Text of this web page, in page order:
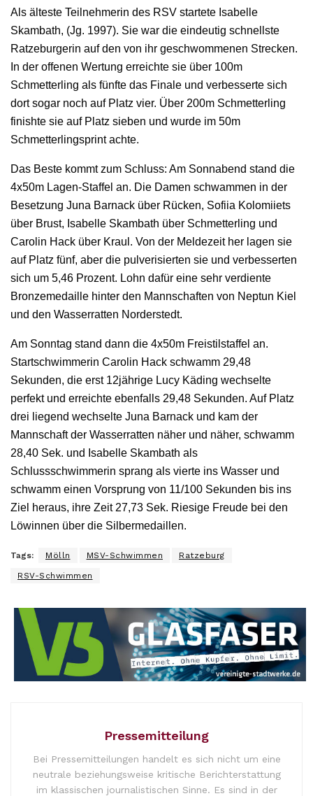
Als älteste Teilnehmerin des RSV startete Isabelle
Skambath, (Jg. 1997). Sie war die eindeutig schnellste
Ratzeburgerin auf den von ihr geschwommenen Strecken.
In der offenen Wertung erreichte sie über 100m
Schmetterling als fünfte das Finale und verbesserte sich
dort sogar noch auf Platz vier. Über 200m Schmetterling
finishte sie auf Platz sieben und wurde im 50m
Schmetterlingsprint achte.
Das Beste kommt zum Schluss: Am Sonnabend stand die
4x50m Lagen-Staffel an. Die Damen schwammen in der
Besetzung Juna Barnack über Rücken, Sofiia Kolomiiets
über Brust, Isabelle Skambath über Schmetterling und
Carolin Hack über Kraul. Von der Meldezeit her lagen sie
auf Platz fünf, aber die pulverisierten sie und verbesserten
sich um 5,46 Prozent. Lohn dafür eine sehr verdiente
Bronzemedaille hinter den Mannschaften von Neptun Kiel
und den Wasserratten Norderstedt.
Am Sonntag stand dann die 4x50m Freistilstaffel an.
Startschwimmerin Carolin Hack schwamm 29,48
Sekunden, die erst 12jährige Lucy Käding wechselte
perfekt und erreichte ebenfalls 29,48 Sekunden. Auf Platz
drei liegend wechselte Juna Barnack und kam der
Mannschaft der Wasserratten näher und näher, schwamm
28,40 Sek. und Isabelle Skambath als
Schlussschwimmerin sprang als vierte ins Wasser und
schwamm einen Vorsprung von 11/100 Sekunden bis ins
Ziel heraus, ihre Zeit 27,73 Sek. Riesige Freude bei den
Löwinnen über die Silbermedaillen.
Tags: Mölln MSV-Schwimmen Ratzeburg
RSV-Schwimmen
Pressemitteilung
Bei Pressemitteilungen handelt es sich nicht um eine
neutrale beziehungsweise kritische Berichterstattung
im klassischen journalistischen Sinne. Es sind in der